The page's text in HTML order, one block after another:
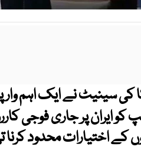
کی سینیٹ نے ایک اہم وار
کو ایران پر جاری فوجی
کے اختیارات محدود کرنا